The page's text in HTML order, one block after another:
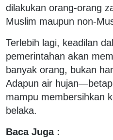
dilakukan orang-orang
Muslim maupun non-
Terlebih lagi, keadilan
pemerintahan akan
banyak orang, bukan
Adapun air
mampu membersihkan
belaka.
Baca Juga :